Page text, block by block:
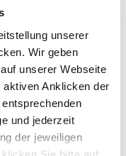
unserer
Wir geben
unserer Webseite
Anklicken der
und jederzeit
der jeweiligen
der Verantwortung
Download